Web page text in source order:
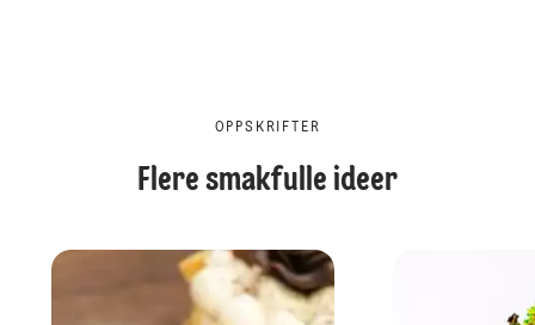
OPPSKRIFTER
Flere smakfulle ideer